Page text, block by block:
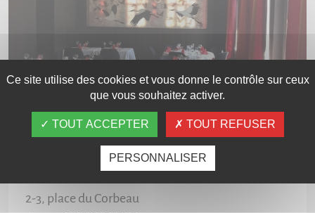
2-3, place du Corbeau
Ce site utilise des cookies et vous donne le contrôle sur ceux
que vous souhaitez activer.
TOUT ACCEPTER TOUT REFUSER
PERSONNALISER